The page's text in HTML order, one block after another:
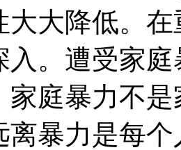
大大降低。
入。遭受家
家庭暴力不
离暴力是每